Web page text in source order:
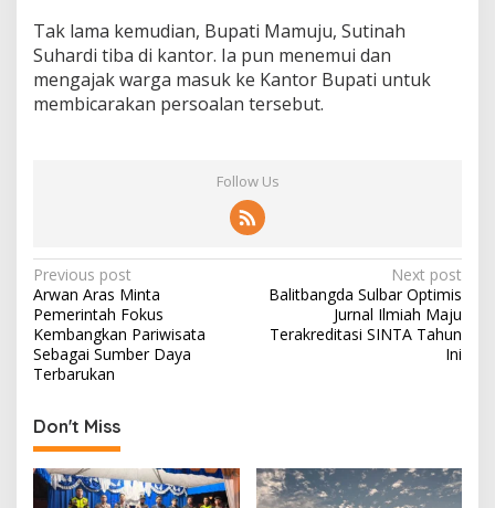
Tak lama kemudian, Bupati Mamuju, Sutinah
Suhardi tiba di kantor. Ia pun menemui dan
mengajak warga masuk ke Kantor Bupati untuk
membicarakan persoalan tersebut.
Follow Us
P
o
s
t
a
v
Previous post
Arwan Aras Minta
Pemerintah Fokus
Kembangkan Pariwisata
Sebagai Sumber Daya
Terbarukan
Next post
Balitbangda Sulbar Optimis
Jurnal Ilmiah Maju
Terakreditasi SINTA Tahun
Ini
Don't Miss